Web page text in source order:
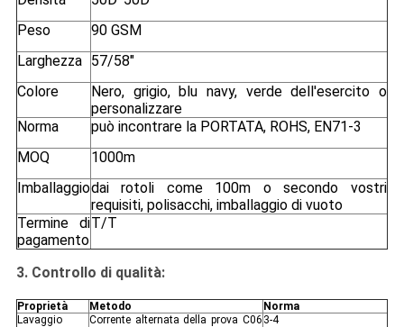
Peso
90 GSM
Larghezza 57/58"
Colore
Nero, grigio, blu navy, verde dell'esercito o
personalizzare
Norma
può incontrare la PORTATA, ROHS, EN71-3
MOQ
1000m
Imballaggiodai rotoli come 100m o secondo vostri
requisiti, polisacchi, imballaggio di vuoto
Termine di
pagamento
T/T
3. Controllo di qualità:
Proprietà Metodo
Norma
Lavaggio
Corrente alternata della prova C06 3-4